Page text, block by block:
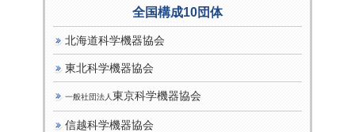
全国構成10団体
北海道科学機器協会
東北科学機器協会
一般社団法人 東京科学機器協会
信越科学機器協会